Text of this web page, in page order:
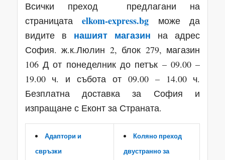
Всички преход предлагани на
страницатаelkom-express.bg може да
видите в нашият магазин на адрес
София. ж.к.Люлин 2, блок 279, магазин
106 Д от понеделник до петък – 09.00 –
19.00 ч. и събота от 09.00 – 14.00 ч.
Безплатна доставка за София и
изпращане с Еконт за Страната.
Адаптори и
свръзки
Коляно преход
двустранно за